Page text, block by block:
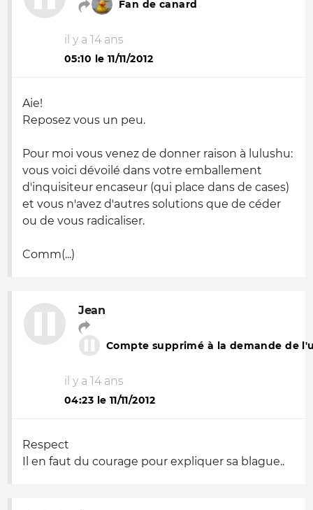
Fan de canard
il y a 14 ans
05:10 le 11/11/2012
Aie!
Reposez vous un peu.
Pour moi vous venez de donner raison à lulushu:
vous voici dévoilé dans votre emballement
d'inquisiteur encaseur (qui place dans de cases)
et vous n'avez d'autres solutions que de céder
ou de vous radicaliser.
Comm(...)
Jean
Compte supprimé à la demande de
il y a 14 ans
04:23 le 11/11/2012
Respect
Il en faut du courage pour expliquer sa blague..